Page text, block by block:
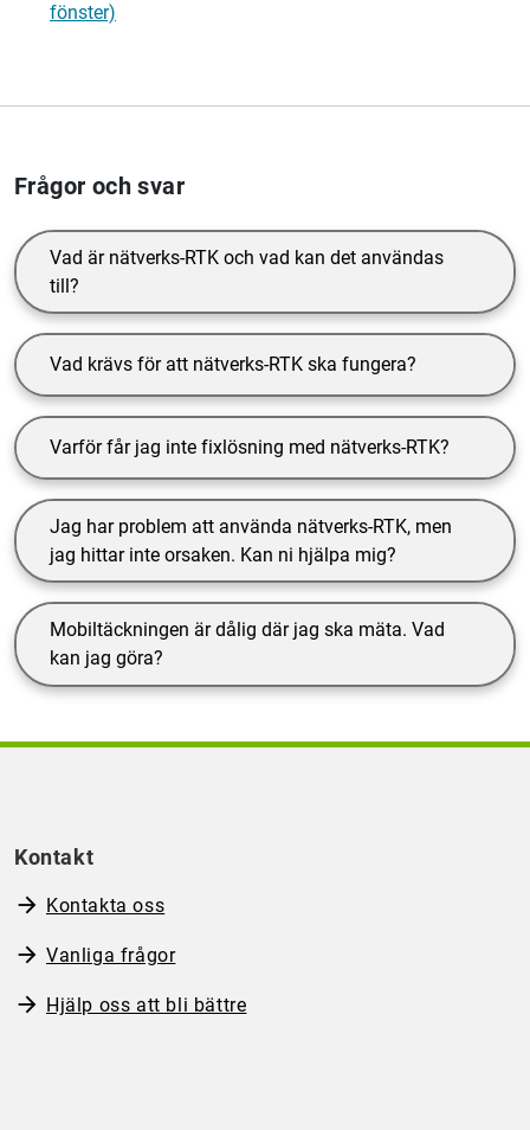
fönster)
Frågor och svar
Vad är nätverks-RTK och vad kan det användas
till?
Vad krävs för att nätverks-RTK ska fungera?
Varför får jag inte fixlösning med nätverks-RTK?
Jag har problem att använda nätverks-RTK, men
jag hittar inte orsaken. Kan ni hjälpa mig?
Mobiltäckningen är dålig där jag ska mäta. Vad
kan jag göra?
Kontakt
Kontakta oss
Vanliga frågor
Hjälp oss att bli bättre